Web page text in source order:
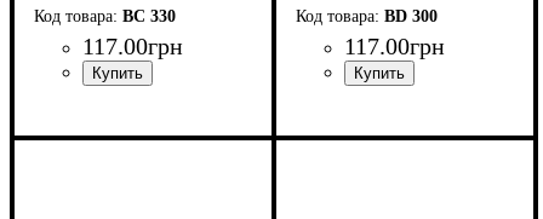
BC 330
117.00грн
BD 300
117.00грн